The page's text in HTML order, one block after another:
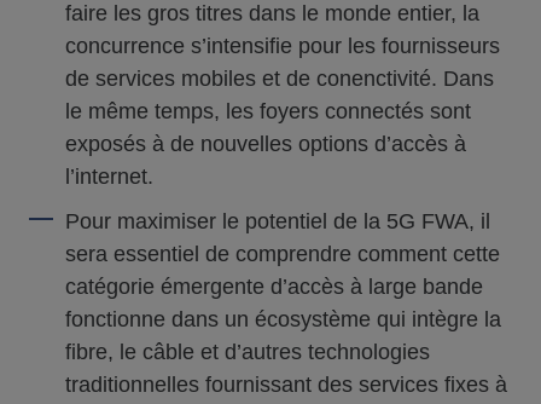
faire les gros titres dans le monde entier, la
concurrence s’intensifie pour les fournisseurs
de services mobiles et de conenctivité. Dans
le même temps, les foyers connectés sont
exposés à de nouvelles options d’accès à
l’internet.
Pour maximiser le potentiel de la 5G FWA, il
sera essentiel de comprendre comment cette
catégorie émergente d’accès à large bande
fonctionne dans un écosystème qui intègre la
fibre, le câble et d’autres technologies
traditionnelles fournissant des services fixes à